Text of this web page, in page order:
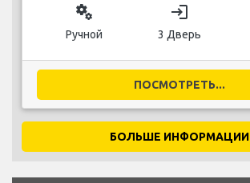
miscellaneous_services
Ручной
login
3 Дверь
ПОСМОТРЕТЬ...
БОЛЬШЕ ИНФОРМАЦИИ